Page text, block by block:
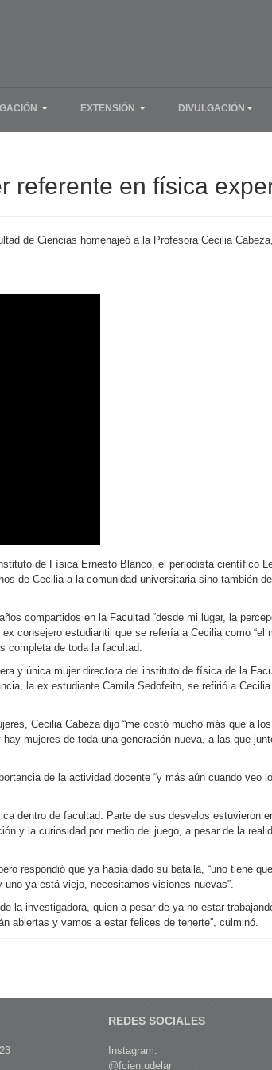
EXTENSIÓN DIVULGACIÓN
referente en física
de Ciencias homenajeó a la Profesora Cecilia
de Física Ernesto Blanco, el periodista científico
de Cecilia a la comunidad universitaria sino también
compartidos en la Facultad “desde mi lugar, la
consejero estudiantil que se refería a Cecilia como
completa de toda la facultad.
y única mujer directora del instituto de física de la
la ex estudiante Camila Sedofeito, se refirió a
Cecilia Cabeza dijo “me costó mucho más que a
mujeres de toda una generación nueva, a las que
de la actividad docente “y más aún cuando
dentro de facultad. Parte de sus desvelos estuvieron
y la curiosidad por medio del juego, a pesar de la
respondió que ya había dado su batalla, “uno tiene
ya está viejo, necesitamos visiones nuevas”.
la investigadora, quien a pesar de ya no estar
abiertas y vamos a estar felices de tenerte'', culminó.
REDES SOCIALES
Instagram:
@fcien.udelar